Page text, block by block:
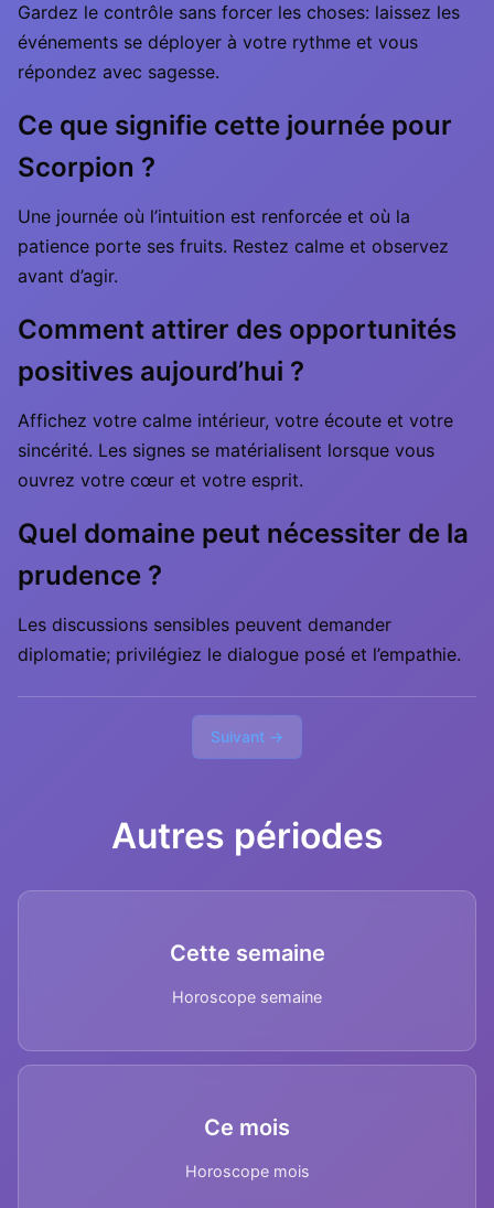
Gardez le contrôle sans forcer les choses: laissez les
événements se déployer à votre rythme et vous
répondez avec sagesse.
Ce que signifie cette journée pour
Scorpion ?
Une journée où l’intuition est renforcée et où la
patience porte ses fruits. Restez calme et observez
avant d’agir.
Comment attirer des opportunités
positives aujourd’hui ?
Affichez votre calme intérieur, votre écoute et votre
sincérité. Les signes se matérialisent lorsque vous
ouvrez votre cœur et votre esprit.
Quel domaine peut nécessiter de la
prudence ?
Les discussions sensibles peuvent demander
diplomatie; privilégiez le dialogue posé et l’empathie.
Suivant →
Autres périodes
Cette semaine
Horoscope semaine
Ce mois
Horoscope mois